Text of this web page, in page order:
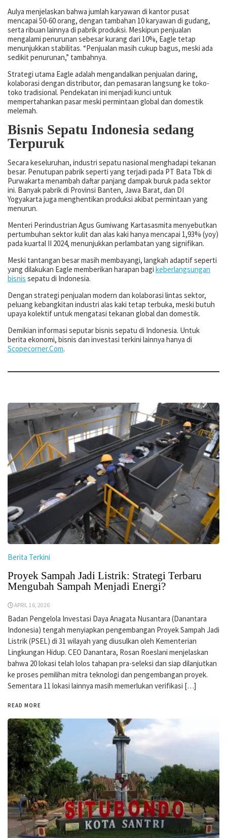
Aulya menjelaskan bahwa jumlah karyawan di kantor pusat
mencapai 50-60 orang, dengan tambahan 10 karyawan di gudang,
serta ribuan lainnya di pabrik produksi. Meskipun penjualan
mengalami penurunan sebesar kurang dari 10%, Eagle tetap
menunjukkan stabilitas. “Penjualan masih cukup bagus, meski ada
sedikit penurunan,” tambahnya.
Strategi utama Eagle adalah mengandalkan penjualan daring,
kolaborasi dengan distributor, dan pemasaran langsung ke toko-
toko tradisional. Pendekatan ini menjadi kunci untuk
mempertahankan pasar meski permintaan global dan domestik
melemah.
Bisnis Sepatu Indonesia sedang
Terpuruk
Secara keseluruhan, industri sepatu nasional menghadapi tekanan
besar. Penutupan pabrik seperti yang terjadi pada PT Bata Tbk di
Purwakarta menambah daftar panjang dampak buruk pada sektor
ini. Banyak pabrik di Provinsi Banten, Jawa Barat, dan DI
Yogyakarta juga menghentikan produksi akibat permintaan yang
menurun.
Menteri Perindustrian Agus Gumiwang Kartasasmita menyebutkan
pertumbuhan sektor kulit dan alas kaki hanya mencapai 1,93% (yoy)
pada kuartal II 2024, menunjukkan perlambatan yang signifikan.
Meski tantangan besar masih membayangi, langkah adaptif seperti
yang dilakukan Eagle memberikan harapan bagi keberlangsungan
bisnis sepatu di Indonesia.
Dengan strategi penjualan modern dan kolaborasi lintas sektor,
peluang kebangkitan industri alas kaki tetap terbuka, meski butuh
upaya kolektif untuk mengatasi tekanan global dan domestik.
Demikian informasi seputar bisnis sepatu di Indonesia. Untuk
berita ekonomi, bisnis dan investasi terkini lainnya hanya di
Scopecorner.Com.
Berita Terkini
Proyek Sampah Jadi Listrik: Strategi Terbaru
Mengubah Sampah Menjadi Energi?
APRIL 16, 2026
Badan Pengelola Investasi Daya Anagata Nusantara (Danantara
Indonesia) tengah menyiapkan pengembangan Proyek Sampah Jadi
Listrik (PSEL) di 31 wilayah yang diusulkan oleh Kementerian
Lingkungan Hidup. CEO Danantara, Rosan Roeslani menjelaskan
bahwa 20 lokasi telah lolos tahapan pra-seleksi dan siap dilanjutkan
ke proses pemilihan mitra teknologi dan pengembangan proyek.
Sementara 11 lokasi lainnya masih memerlukan verifikasi […]
READ MORE